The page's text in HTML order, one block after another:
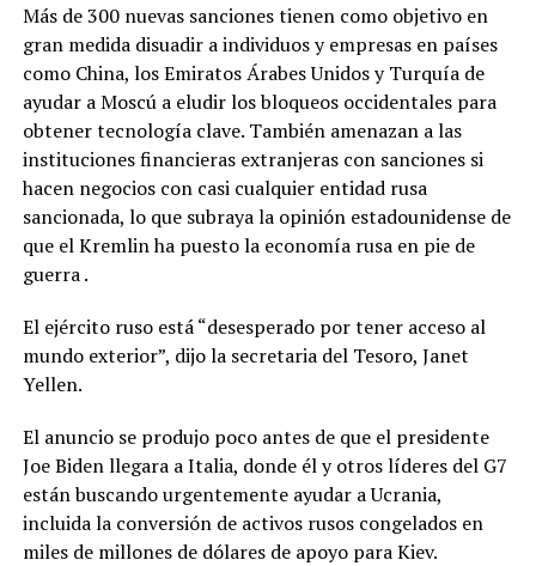
Más de 300 nuevas sanciones tienen como objetivo en
gran medida disuadir a individuos y empresas en países
como China, los Emiratos Árabes Unidos y Turquía de
ayudar a Moscú a eludir los bloqueos occidentales para
obtener tecnología clave. También amenazan a las
instituciones financieras extranjeras con sanciones si
hacen negocios con casi cualquier entidad rusa
sancionada, lo que subraya la opinión estadounidense de
que el Kremlin ha puesto la economía rusa en pie de
guerra .
El ejército ruso está “desesperado por tener acceso al
mundo exterior”, dijo la secretaria del Tesoro, Janet
Yellen.
El anuncio se produjo poco antes de que el presidente
Joe Biden llegara a Italia, donde él y otros líderes del G7
están buscando urgentemente ayudar a Ucrania,
incluida la conversión de activos rusos congelados en
miles de millones de dólares de apoyo para Kiev.